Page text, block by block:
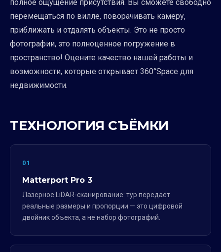
полное ощущение присутствия. Вы сможете свободно
перемещаться по вилле, поворачивать камеру,
приближать и отдалять объекты. Это не просто
фотографии, это полноценное погружение в
пространство! Оцените качество нашей работы и
возможности, которые открывает 360°Space для
недвижимости.
ТЕХНОЛОГИЯ СЪЁМКИ
01
Matterport Pro 3
Лазерное LiDAR-сканирование: тур передаёт
реальные размеры и пропорции — это цифровой
двойник объекта, а не набор фотографий.